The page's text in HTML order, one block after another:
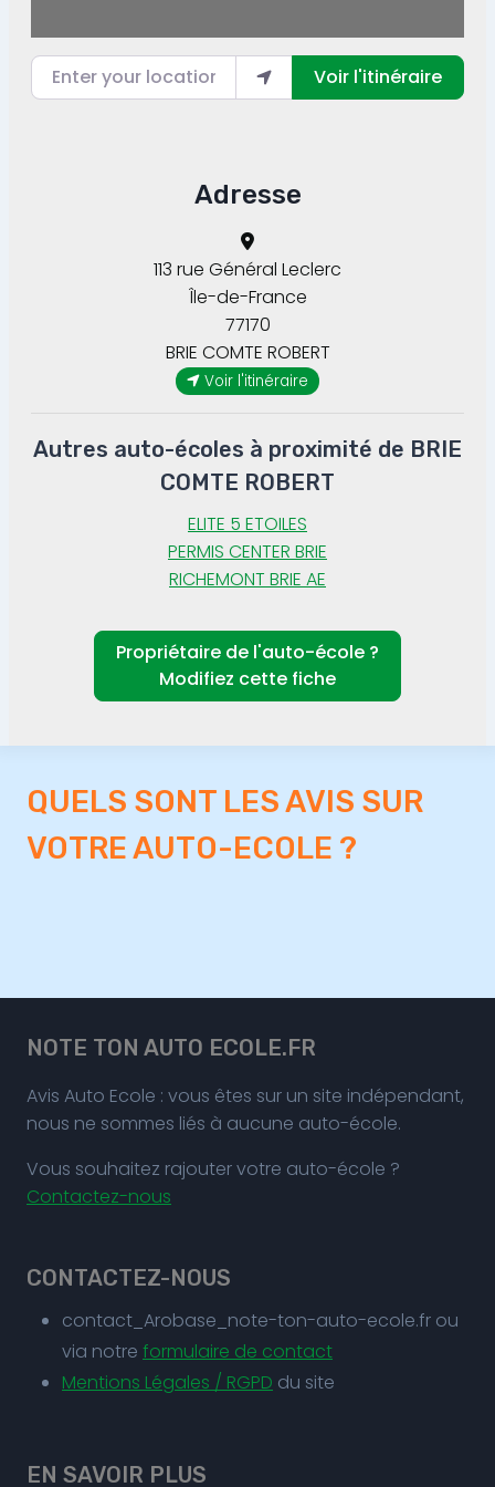
Enter your location
Voir l'itinéraire
Adresse
113 rue Général Leclerc
BRIE COMTE ROBERT
Île-de-France
77170
Voir l'itinéraire
Autres auto-écoles à proximité de BRIE
COMTE ROBERT
ELITE 5 ETOILES
PERMIS CENTER BRIE
RICHEMONT BRIE AE
Propriétaire de l'auto-école ?
Modifiez cette fiche
QUELS SONT LES AVIS SUR
VOTRE AUTO-ECOLE ?
NOTE TON AUTO ECOLE.FR
Avis Auto Ecole : vous êtes sur un site indépendant,
nous ne sommes liés à aucune auto-école.
Vous souhaitez rajouter votre auto-école ?
Contactez-nous
CONTACTEZ-NOUS
contact_Arobase_note-ton-auto-ecole.fr ou
via notre formulaire de contact
Mentions Légales / RGPD du site
EN SAVOIR PLUS